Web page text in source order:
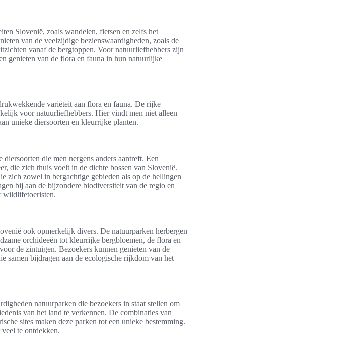
Slovenië, zoals wandelen, fietsen en zelfs het
van de veelzijdige bezienswaardigheden, zoals de
vanaf de bergtoppen. Voor natuurliefhebbers zijn
genieten van de flora en fauna in hun natuurlijke
variëteit aan flora en fauna. De rijke
voor natuurliefhebbers. Hier vindt men niet alleen
unieke diersoorten en kleurrijke planten.
die men nergens anders aantreft. Een
die zich thuis voelt in de dichte bossen van Slovenië.
zich zowel in bergachtige gebieden als op de hellingen
bij aan de bijzondere biodiversiteit van de regio en
wildlifetoeristen.
ook opmerkelijk divers. De natuurparken herbergen
orchideeën tot kleurrijke bergbloemen, de flora en
de zintuigen. Bezoekers kunnen genieten van de
samen bijdragen aan de ecologische rijkdom van het
natuurparken die bezoekers in staat stellen om
van het land te verkennen. De combinaties van
sites maken deze parken tot een unieke bestemming.
te ontdekken.